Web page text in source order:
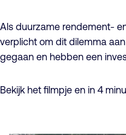
Als duurzame rendement-
verplicht om dit dilemma
gegaan en hebben een
Bekijk het filmpje en in 4